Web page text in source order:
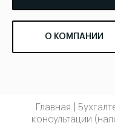
О КОМПАНИИ
Главная
консультации